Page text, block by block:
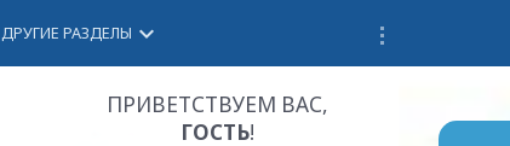
ДРУГИЕ РАЗДЕЛЫ keyboard_arrow_down
ПРИВЕТСТВУЕМ ВАС,
ГОСТЬ!